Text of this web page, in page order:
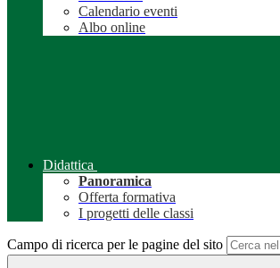
Calendario eventi
Albo online
Didattica
Panoramica
Offerta formativa
I progetti delle classi
Campo di ricerca per le pagine del sito